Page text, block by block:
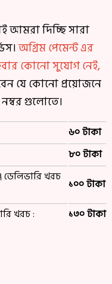
আমরা দিচ্ছি সারা
অগ্রিম পেমেন্ট এর
কোনো সুযোগ নেই,
যে কোনো প্রয়োজনে
গুলোতে।
৬০ টাকা
৮০ টাকা
ডেলিভারি খরচ ১০০ টাকা
খরচ :
১৩০ টাকা